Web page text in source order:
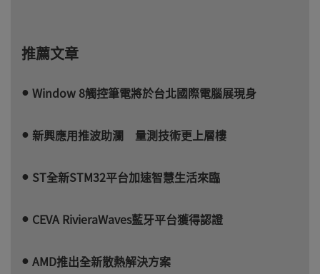
推薦文章
Window 8觸控筆電將於台北國際電腦展現身
新興應用推波助瀾 量測技術更上層樓
ST全新STM32平台加速智慧生活來臨
CEVA RivieraWaves藍牙平台獲得認證
AMD推出全新散熱解決方案